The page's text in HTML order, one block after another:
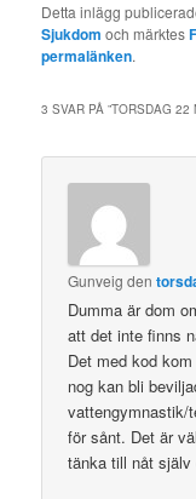
Detta inlägg
Sjukdom och märktes
permalänken.
3 SVAR PÅ ”TORSDAG 22
Gunveig den
Dumma är dom
att det inte finns
Det med kod
nog kan bli
vattengymnastik/
för sånt. Det är
tänka till nåt